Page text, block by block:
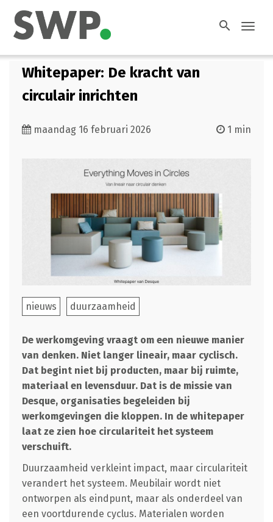
search
Whitepaper: De kracht van
circulair inrichten
maandag 16 februari 2026 1 min
nieuws duurzaamheid
De werkomgeving vraagt om een nieuwe manier
van denken. Niet langer lineair, maar cyclisch.
Dat begint niet bij producten, maar bij ruimte,
materiaal en levensduur. Dat is de missie van
Desque, organisaties begeleiden bij
werkomgevingen die kloppen. In de whitepaper
laat ze zien hoe circulariteit het systeem
verschuift.
Duurzaamheid verkleint impact, maar circulariteit
verandert het systeem. Meubilair wordt niet
ontworpen als eindpunt, maar als onderdeel van
een voortdurende cyclus. Materialen worden